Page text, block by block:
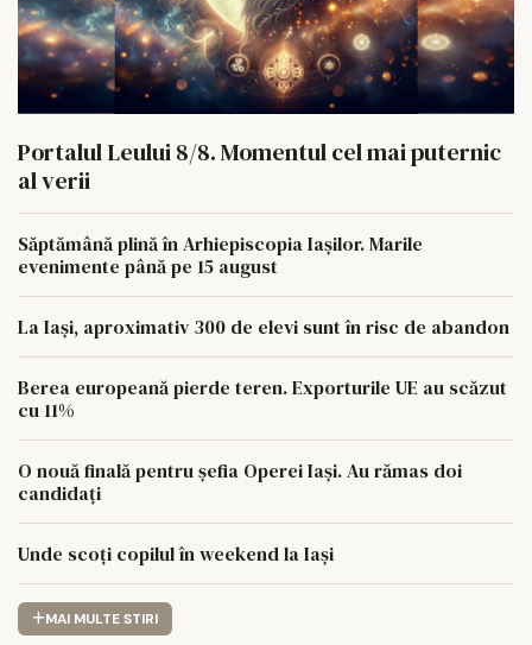
Portalul Leului 8/8. Momentul cel mai puternic
al verii
Săptămână plină în Arhiepiscopia Iașilor. Marile
evenimente până pe 15 august
La Iași, aproximativ 300 de elevi sunt în risc de abandon
Berea europeană pierde teren. Exporturile UE au scăzut
cu 11%
O nouă finală pentru șefia Operei Iași. Au rămas doi
candidați
Unde scoți copilul în weekend la Iași
MAI MULTE STIRI